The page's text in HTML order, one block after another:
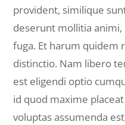
provident, similique
deserunt mollitia
fuga. Et harum quidem
distinctio. Nam libero
est eligendi optio
id quod maxime
voluptas assumenda